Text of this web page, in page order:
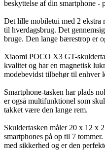
beskyttelse af din smartphone -
Det lille mobiletui med 2 ekstra
til hverdagsbrug. Det
bruge. Den lange bærestrop er
Xiaomi POCO X3 GT-
kvalitet og har en magnetisk
modebevidst tilbehør til enhver
Smartphone-tasken har plads
er også multifunktionel som
takket være den lange rem.
Skuldertasken måler 20 x 12 x
smartphones på op til 7
med sikkerhed og er den